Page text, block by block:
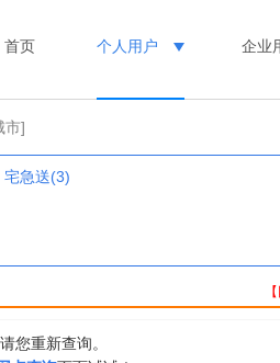
首页 个人用户 企业
市]
宅急送(3)
您重新查询。